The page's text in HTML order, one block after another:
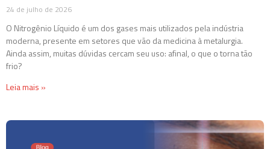
24 de julho de 2026
O Nitrogênio Líquido é um dos gases mais utilizados pela indústria
moderna, presente em setores que vão da medicina à metalurgia.
Ainda assim, muitas dúvidas cercam seu uso: afinal, o que o torna tão
frio?
Leia mais »